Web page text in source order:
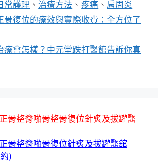
常護理 、 治療方法 、疼痛 、 肩周炎
骨復位的療效與實際收費：全方位了
療會怎樣？中元堂跌打醫館告訴你真
骨整脊啪骨整骨復位針炙及拔罐醫
骨整脊啪骨復位針炙及拔罐醫舘
)